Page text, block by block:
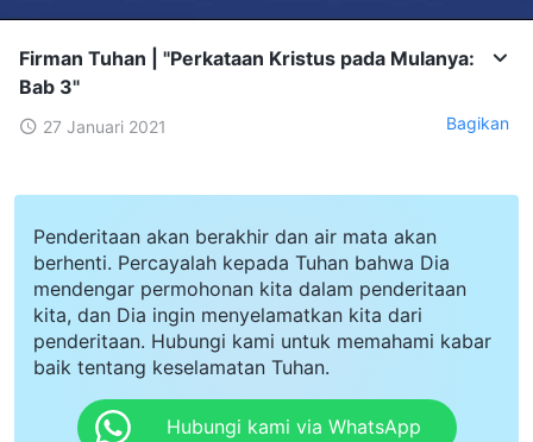
Firman Tuhan | "Perkataan Kristus pada Mulanya:
Bab 3"
27 Januari 2021 Bagikan
Penderitaan akan berakhir dan air mata akan
berhenti. Percayalah kepada Tuhan bahwa Dia
mendengar permohonan kita dalam penderitaan
kita, dan Dia ingin menyelamatkan kita dari
penderitaan. Hubungi kami untuk memahami kabar
baik tentang keselamatan Tuhan.
Hubungi kami via WhatsApp